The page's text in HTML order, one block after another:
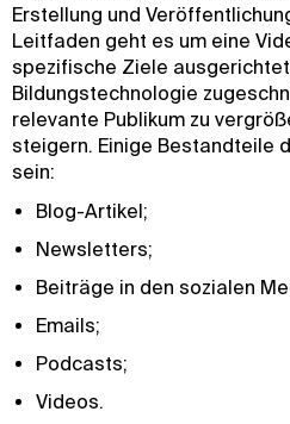
Erstellung und
Leitfaden geht es um eine
spezifische Ziele
Bildungstechnologie
relevante Publikum zu
steigern. Einige Bestandteile
sein:
Blog-Artikel;
Newsletters;
Beiträge in den sozialen
Emails;
Podcasts;
Videos.